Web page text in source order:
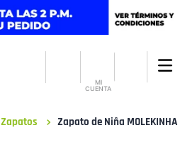
MI
CUENTA
Zapatos
Zapato de Niña MOLEKINHA